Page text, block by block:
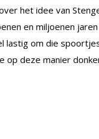
het idee van
en miljoenen
lastig om die
deze manier